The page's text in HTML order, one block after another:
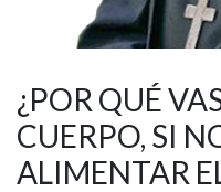
¿POR QUÉ
CUERPO, SI
ALIMENTAR